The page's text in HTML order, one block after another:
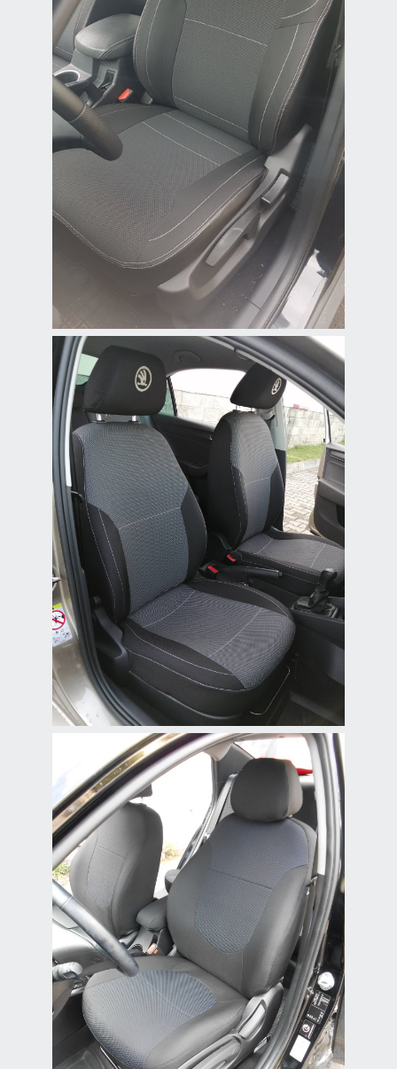
Чехлы из жаккарда
для Geely Emgrand X7
Прочные и стильные
жаккардовые чехлы,
идеально подходящие
для Geely Emgrand X7,
обеспечивают комфорт и
долговечность вашим
сиденьям.
Чехлы из жаккарда
для Skoda Rapid
Высококачественные
жаккардовые чехлы для
Skoda Rapid с отличной
износостойкостью и
стильным дизайном.
Чехлы из жаккарда
для Hyundai Solaris
Надежные и комфортные
жаккардовые чехлы для
Hyundai Solaris,
обеспечивающие защиту
и стильный вид салона.